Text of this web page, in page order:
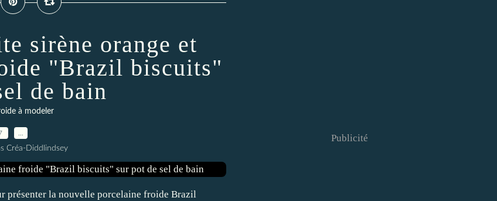
sirène orange et
"Brazil biscuits"
de bain
à modeler
Créa-Diddlindsey
présenter la nouvelle porcelaine froide Brazil
Publicité